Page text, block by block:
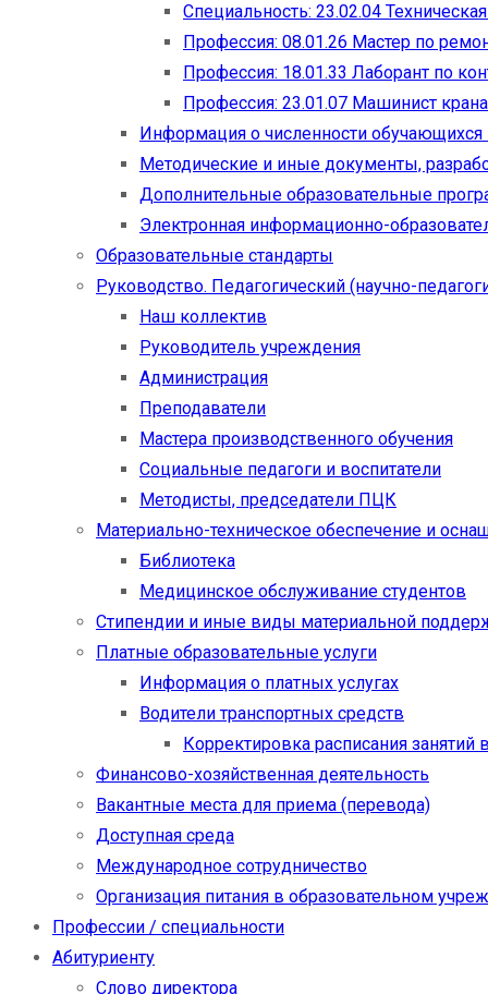
Специальность: 23.02.04
Профессия: 08.01.26 Мастер по
Профессия: 18.01.33 Лаборант по
Профессия: 23.01.07 Машинист
Информация о численности
Методические и иные документы,
Дополнительные образовательные
Электронная информационно-
Образовательные стандарты
Руководство. Педагогический (научно-
Наш коллектив
Руководитель учреждения
Администрация
Преподаватели
Мастера производственного обучения
Социальные педагоги и воспитатели​
Методисты, председатели ПЦК
Материально-техническое обеспечение и
Библиотека
Медицинское обслуживание студентов
Стипендии и иные виды материальной
Платные образовательные услуги
Информация о платных услугах
Водители транспортных средств
Корректировка расписания занятий
Финансово-хозяйственная деятельность
Вакантные места для приема (перевода)
Доступная среда
Международное сотрудничество
Организация питания в образовательном
Профессии / специальности
Абитуриенту
Слово директора